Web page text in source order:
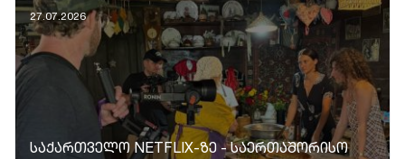
27.07.2026
ᲡᲐᲥᲐᲠᲗᲕᲔᲚᲝ NETFLIX-ᲖᲔ - ᲡᲐᲔᲠᲗᲐᲨᲝᲠᲘᲡᲝ